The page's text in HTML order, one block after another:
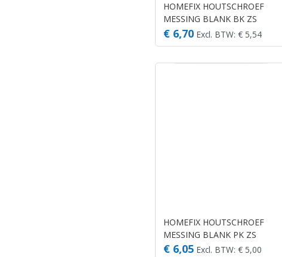
HOMEFIX HOUTSCHROEF
MESSING BLANK BK ZS
4.0X25 (20)
€ 6,70 Excl. BTW: € 5,54
HOMEFIX HOUTSCHROEF
MESSING BLANK PK ZS
3.0X12 (35)
€ 6,05 Excl. BTW: € 5,00